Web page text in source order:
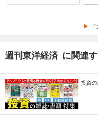
あらすじを表示す
880 円 (税込)
あらすじを表示す
週刊東洋経済
週刊東洋経済 に関連
投資